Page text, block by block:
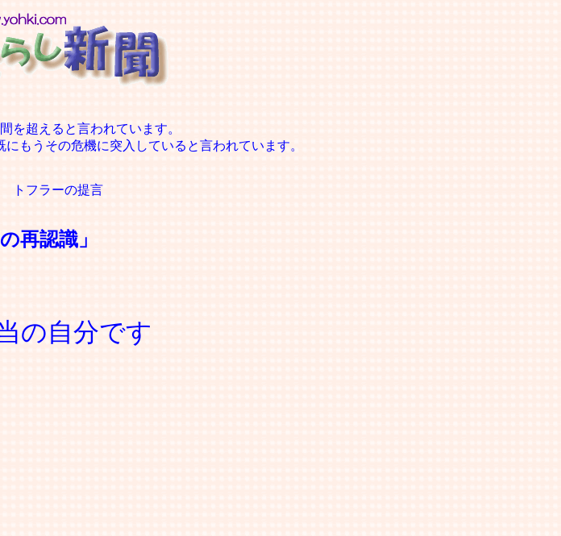
を超えると言われています。
もうその危機に突入していると言われています。
トフラーの提言
再認識」
の自分です